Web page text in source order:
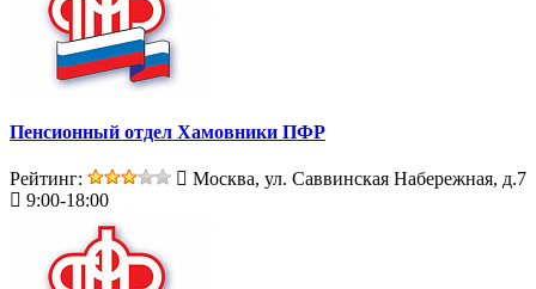
Пенсионный отдел Хамовники ПФР
Рейтинг:
Москва, ул. Саввинская Набережная, д.7
9:00-18:00